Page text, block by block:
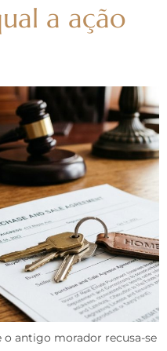
a ação
antigo morador recusa-se